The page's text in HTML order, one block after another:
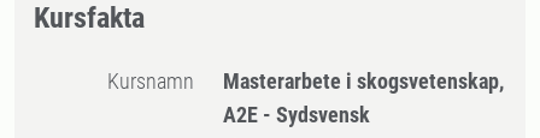
Kursfakta
Kursnamn
Masterarbete i skogsvetenskap,
A2E - Sydsvensk